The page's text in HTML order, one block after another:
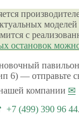
с
остановок
6) — отправьте
компании
+7 (499) 390 96 44.